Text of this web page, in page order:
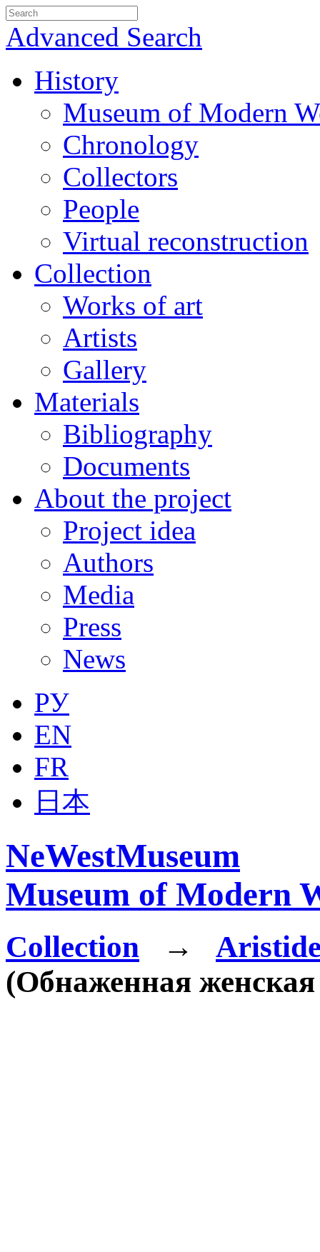
Advanced Search
History
Museum of Modern
Chronology
Collectors
People
Virtual reconstruction
Collection
Works of art
Artists
Gallery
Materials
Bibliography
Documents
About the project
Project idea
Authors
Media
Press
News
РУ
EN
FR
日本
NeWestMuseum
Museum of Modern
Collection →
(Обнаженная